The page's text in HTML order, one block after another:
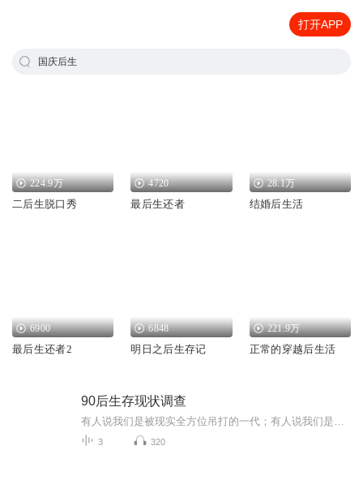
打开APP
国庆后生
224.9万
二后生脱口秀
4720
最后生还者
28.1万
结婚后生活
6900
最后生还者2
6848
明日之后生存记
221.9万
正常的穿越后生活
90后生存现状调查
3 320